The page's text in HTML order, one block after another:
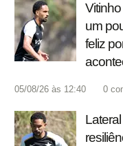
um
feliz
05/08/26 às 12:40 0